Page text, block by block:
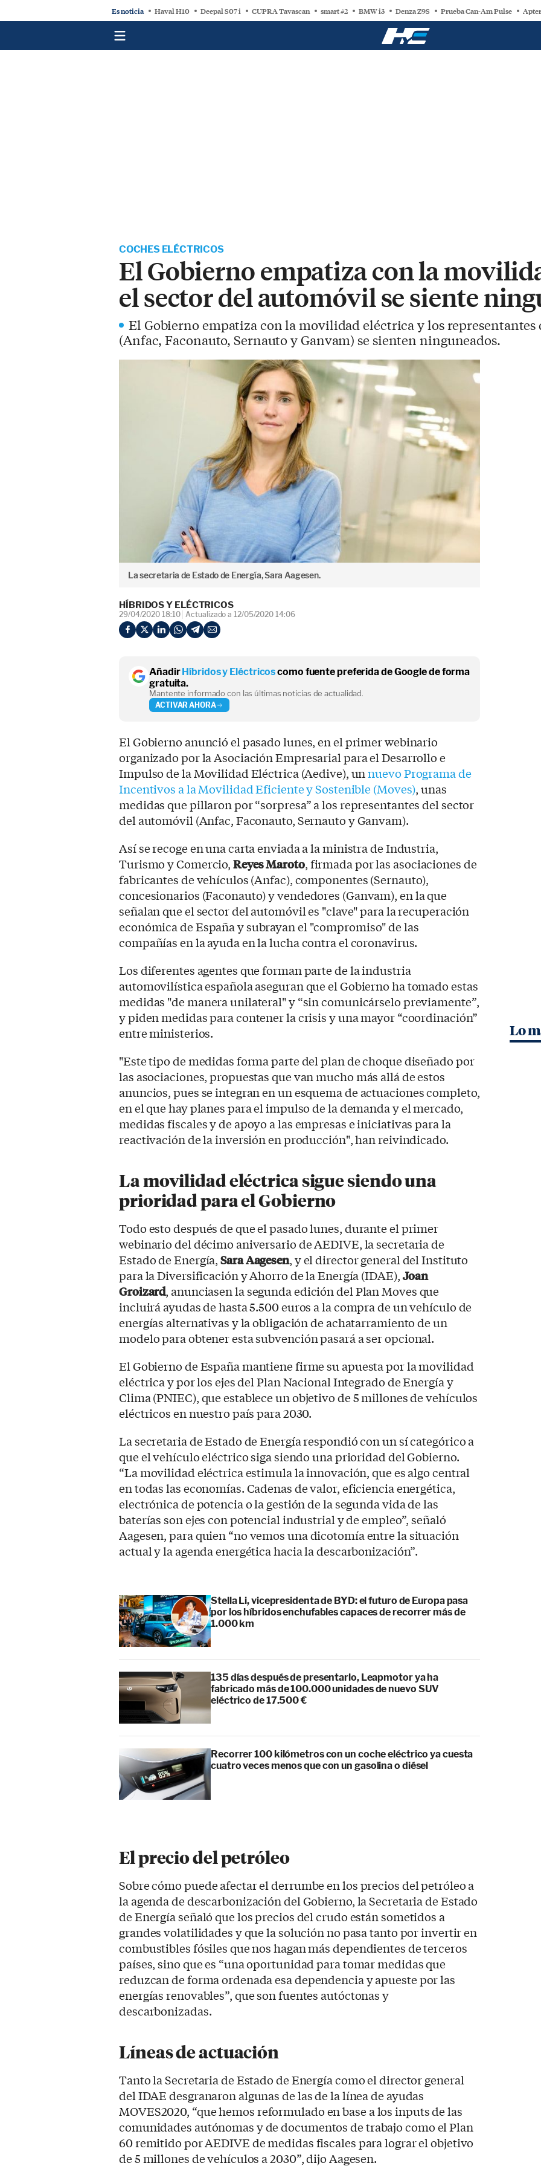
Es noticia Haval H10 Deepal S07 i CUPRA Tavascan smart #2 BMW i3 Denza Z9S Prueba Can-Am Pulse
COCHES ELÉCTRICOS
El Gobierno empatiza con la
el sector del automóvil se siente
El Gobierno empatiza con la movilidad eléctrica y los
(Anfac, Faconauto, Sernauto y Ganvam) se sienten ninguneados.
La secretaria de Estado de Energía, Sara Aagesen.
HÍBRIDOS Y ELÉCTRICOS
29/04/2020 18:10 Actualizado a 12/05/2020 14:06
AñadirHíbridos y Eléctricoscomo fuente preferida de Google de forma
gratuita.
Mantente informado con las últimas noticias de actualidad.
ACTIVAR AHORA
El Gobierno anunció el pasado lunes, en el primer webinario
organizado por la Asociación Empresarial para el Desarrollo e
Impulso de la Movilidad Eléctrica (Aedive), unnuevo Programa de
Incentivos a la Movilidad Eficiente y Sostenible (Moves), unas
medidas que pillaron por “sorpresa” a los representantes del sector
del automóvil (Anfac, Faconauto, Sernauto y Ganvam).
Así se recoge en una carta enviada a la ministra de Industria,
Turismo y Comercio,Reyes Maroto, firmada por las asociaciones de
fabricantes de vehículos (Anfac), componentes (Sernauto),
concesionarios (Faconauto) y vendedores (Ganvam), en la que
señalan que el sector del automóvil es "clave" para la recuperación
económica de España y subrayan el "compromiso" de las
compañías en la ayuda en la lucha contra el coronavirus.
Los diferentes agentes que forman parte de la industria
automovilística española aseguran que el Gobierno ha tomado estas
medidas "de manera unilateral" y “sin comunicárselo previamente”,
y piden medidas para contener la crisis y una mayor “coordinación”
entre ministerios.
"Este tipo de medidas forma parte del plan de choque diseñado por
las asociaciones, propuestas que van mucho más allá de estos
anuncios, pues se integran en un esquema de actuaciones completo,
en el que hay planes para el impulso de la demanda y el mercado,
medidas fiscales y de apoyo a las empresas e iniciativas para la
reactivación de la inversión en producción", han reivindicado.
La movilidad eléctrica sigue siendo una
prioridad para el Gobierno
Todo esto después de que el pasado lunes, durante el primer
webinario del décimo aniversario de AEDIVE, la secretaria de
Estado de Energía,Sara Aagesen, y el director general del Instituto
para la Diversificación y Ahorro de la Energía (IDAE),Joan
Groizard, anunciasen la segunda edición del Plan Moves que
incluirá ayudas de hasta 5.500 euros a la compra de un vehículo de
energías alternativas y la obligación de achatarramiento de un
modelo para obtener esta subvención pasará a ser opcional.
El Gobierno de España mantiene firme su apuesta por la movilidad
eléctrica y por los ejes del Plan Nacional Integrado de Energía y
Clima (PNIEC), que establece un objetivo de 5 millones de vehículos
eléctricos en nuestro país para 2030.
La secretaria de Estado de Energía respondió con un sí categórico a
que el vehículo eléctrico siga siendo una prioridad del Gobierno.
“La movilidad eléctrica estimula la innovación, que es algo central
en todas las economías. Cadenas de valor, eficiencia energética,
electrónica de potencia o la gestión de la segunda vida de las
baterías son ejes con potencial industrial y de empleo”, señaló
Aagesen, para quien “no vemos una dicotomía entre la situación
actual y la agenda energética hacia la descarbonización”.
Stella Li, vicepresidenta de BYD: el futuro de Europa pasa
por los híbridos enchufables capaces de recorrer más de
1.000 km
135 días después de presentarlo, Leapmotor ya ha
fabricado más de 100.000 unidades de nuevo SUV
eléctrico de 17.500 €
Recorrer 100 kilómetros con un coche eléctrico ya cuesta
cuatro veces menos que con un gasolina o diésel
El precio del petróleo
Sobre cómo puede afectar el derrumbe en los precios del petróleo a
la agenda de descarbonización del Gobierno, la Secretaria de Estado
de Energía señaló que los precios del crudo están sometidos a
grandes volatilidades y que la solución no pasa tanto por invertir en
combustibles fósiles que nos hagan más dependientes de terceros
países, sino que es “una oportunidad para tomar medidas que
reduzcan de forma ordenada esa dependencia y apueste por las
energías renovables”, que son fuentes autóctonas y
descarbonizadas.
Líneas de actuación
Tanto la Secretaria de Estado de Energía como el director general
del IDAE desgranaron algunas de las de la línea de ayudas
MOVES2020, “que hemos reformulado en base a los inputs de las
comunidades autónomas y de documentos de trabajo como el Plan
60 remitido por AEDIVE de medidas fiscales para lograr el objetivo
de 5 millones de vehículos a 2030”, dijo Aagesen.
Lo